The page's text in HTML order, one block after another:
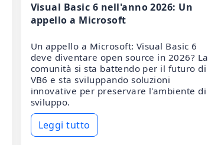
Visual Basic 6 nell'anno 2026: Un
appello a Microsoft
Un appello a Microsoft: Visual Basic 6
deve diventare open source in 2026? La
comunità si sta battendo per il futuro di
VB6 e sta sviluppando soluzioni
innovative per preservare l'ambiente di
sviluppo.
Leggi tutto